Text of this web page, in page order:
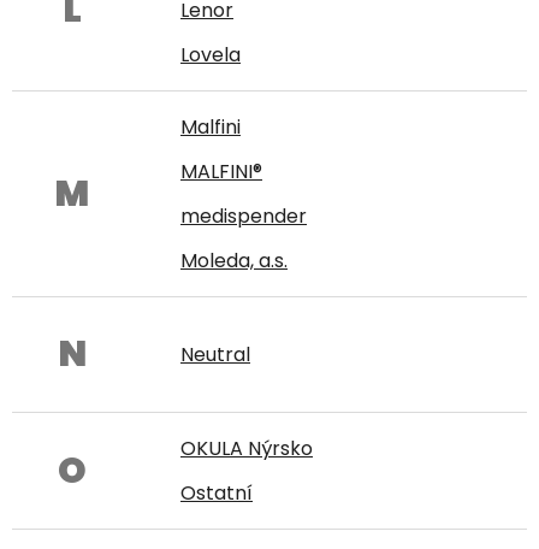
Lenor
Lovela
M
Malfini
MALFINI®
medispender
Moleda, a.s.
N Neutral
O
OKULA Nýrsko
Ostatní